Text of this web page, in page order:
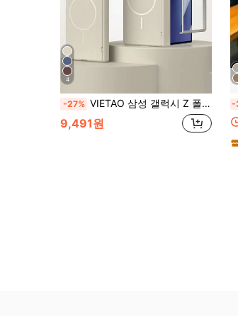
4
-27% VIETAO 삼성 갤럭시 Z 폴드 8 울트라 7 6 5 4 호환 강화유리 스크린 보호기 마그네틱 무선 충전 폴더블 폰 케이스 풀 커버리지
9,491원
-